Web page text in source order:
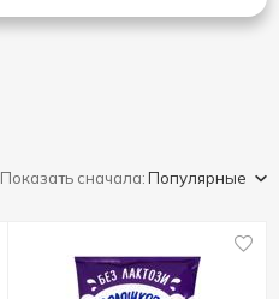
Показать сначала:Популярные